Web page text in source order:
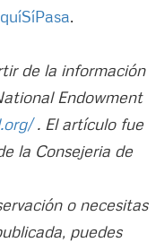
.
de la información
Endowment
. El artículo fue
la Consejeria de
o necesitas
puedes